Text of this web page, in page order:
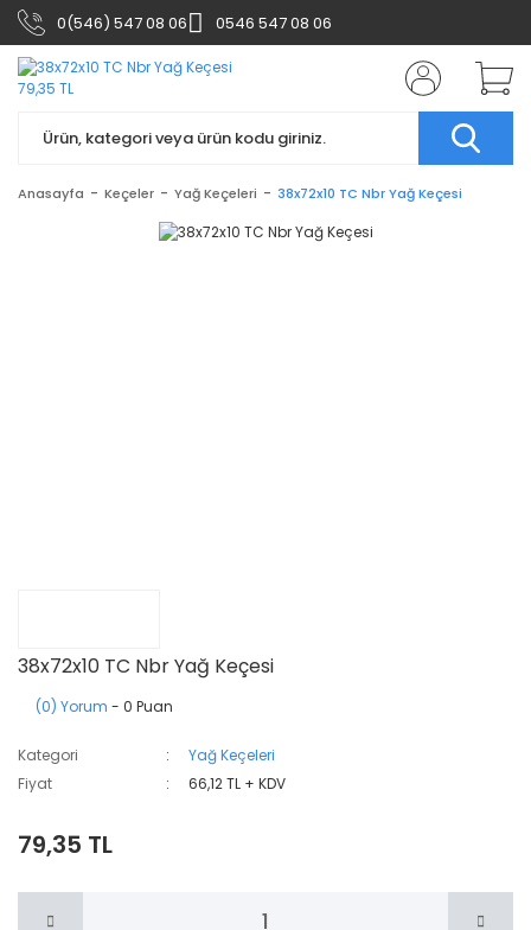
0(546) 547 08 06 0546 547 08 06
Anasayfa Keçeler Yağ Keçeleri 38x72x10 TC Nbr Yağ Keçesi
38x72x10 TC Nbr Yağ Keçesi
(0) Yorum - 0 Puan
Kategori
Yağ Keçeleri
Fiyat
66,12 TL + KDV
79,35 TL